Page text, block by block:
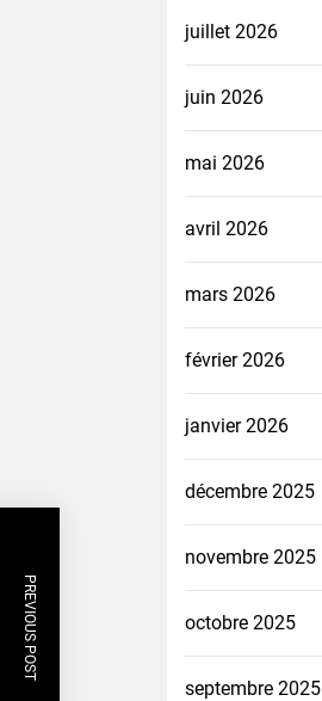
PREVIOUS POST
juillet 2026
juin 2026
mai 2026
avril 2026
mars 2026
février 2026
janvier 2026
décembre 2025
novembre 2025
octobre 2025
septembre 2025